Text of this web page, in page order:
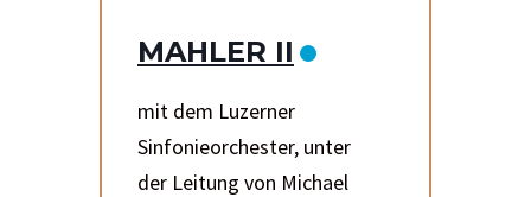
MAHLER II
mit dem Luzerner
Sinfonieorchester, unter
der Leitung von Michael